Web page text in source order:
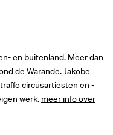
en buitenland. Meer dan
de Warande. Jakobe
circusartiesten en -
werk. meer info over